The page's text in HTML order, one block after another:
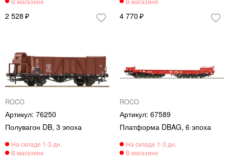
2 528 4 770
ROCO
76250
Полувагон DB, 3 эпоха
ROCO
67589
Платформа DBAG, 6 эпоха